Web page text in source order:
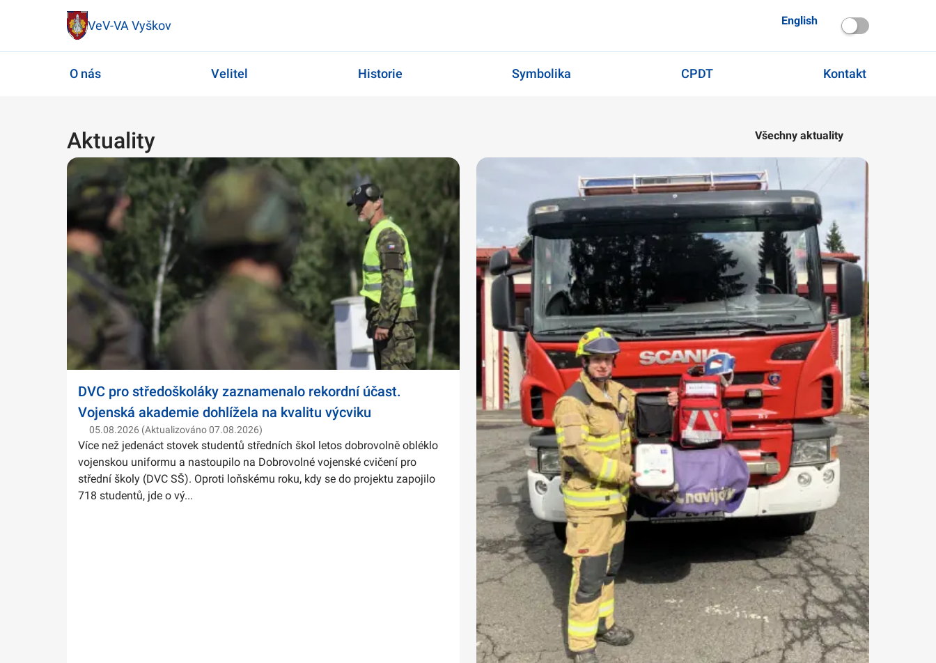
VeV-VA Vyškov English
O nás Velitel Historie Symbolika CPDT Kontakt
Aktuality Všechny aktuality
DVC pro středoškoláky zaznamenalo rekordní účast.
Vojenská akademie dohlížela na kvalitu výcviku
05.08.2026 (Aktualizováno 07.08.2026)
Více než jedenáct stovek studentů středních škol letos dobrovolně obléklo
vojenskou uniformu a nastoupilo na Dobrovolné vojenské cvičení pro
střední školy (DVC SŠ). Oproti loňskému roku, kdy se do projektu zapojilo
718 studentů, jde o vý...